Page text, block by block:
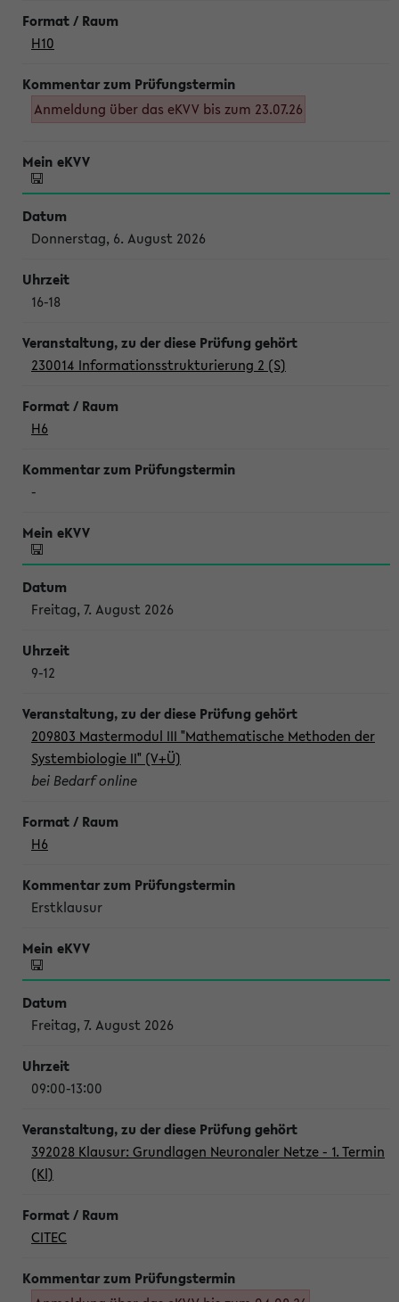
H10
Anmeldung über das eKVV bis zum 23.07.26
Donnerstag, 6. August 2026
16-18
230014 Informationsstrukturierung 2 (S)
H6
-
Freitag, 7. August 2026
9-12
209803 Mastermodul III "Mathematische Methoden der
Systembiologie II" (V+Ü)
bei Bedarf online
H6
Erstklausur
Freitag, 7. August 2026
09:00-13:00
392028 Klausur: Grundlagen Neuronaler Netze - 1. Termin
(Kl)
CITEC